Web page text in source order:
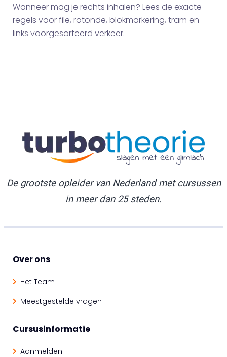
Wanneer mag je rechts inhalen? Lees de exacte
regels voor file, rotonde, blokmarkering, tram en
links voorgesorteerd verkeer.
De grootste opleider van Nederland met cursussen
in meer dan 25 steden.
Over ons
Het Team
Meestgestelde vragen
Cursusinformatie
Aanmelden